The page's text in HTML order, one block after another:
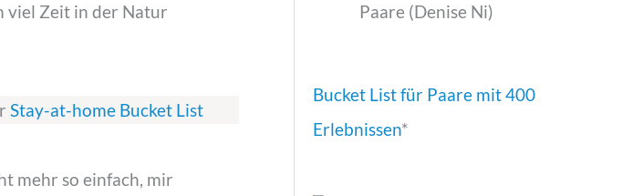
viel Zeit in der Natur
Stay-at-home Bucket List
mehr so einfach, mir
Bucket List für Paare mit 400
Erlebnissen*